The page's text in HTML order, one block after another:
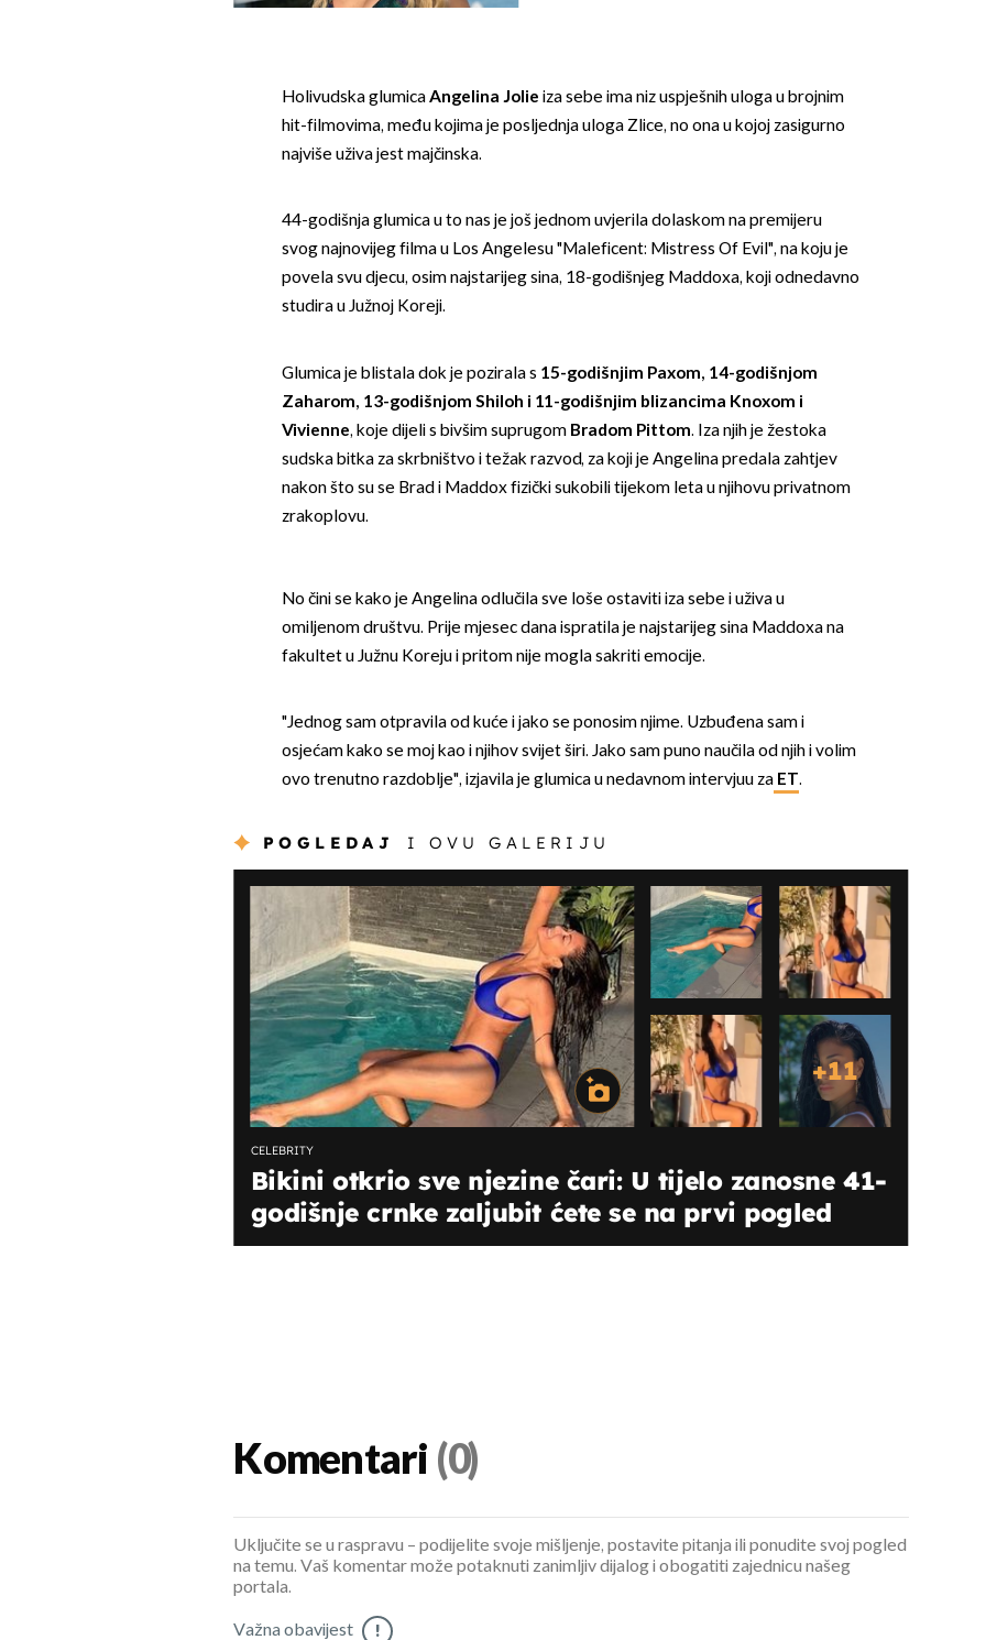
Holivudska glumicaAngelina Jolie iza sebe ima niz uspješnih uloga u brojnim
hit-filmovima, među kojima je posljednja uloga Zlice, no ona u kojoj zasigurno
najviše uživa jest majčinska.
44-godišnja glumica u to nas je još jednom uvjerila dolaskom na premijeru
svog najnovijeg filma u Los Angelesu "Maleficent: Mistress Of Evil", na koju je
povela svu djecu, osim najstarijeg sina, 18-godišnjeg Maddoxa, koji odnedavno
studira u Južnoj Koreji.
Glumica je blistala dok je pozirala s 15-godišnjim Paxom, 14-godišnjom
Zaharom, 13-godišnjom Shiloh i 11-godišnjim blizancima Knoxom i
Vivienne, koje dijeli s bivšim suprugom Bradom Pittom. Iza njih je žestoka
sudska bitka za skrbništvo i težak razvod, za koji je Angelina predala zahtjev
nakon što su se Brad i Maddox fizički sukobili tijekom leta u njihovu privatnom
zrakoplovu.
No čini se kako je Angelina odlučila sve loše ostaviti iza sebe i uživa u
omiljenom društvu. Prije mjesec dana ispratila je najstarijeg sina Maddoxa na
fakultet u Južnu Koreju i pritom nije mogla sakriti emocije.
"Jednog sam otpravila od kuće i jako se ponosim njime. Uzbuđena sam i
osjećam kako se moj kao i njihov svijet širi. Jako sam puno naučila od njih i volim
ovo trenutno razdoblje", izjavila je glumica u nedavnom intervjuu zaET.
POGLEDAJ I OVU GALERIJU
+11
CELEBRITY
Bikini otkrio sve njezine čari: U tijelo zanosne 41-
godišnje crnke zaljubit ćete se na prvi pogled
Komentari (0)
Uključite se u raspravu – podijelite svoje mišljenje, postavite pitanja ili ponudite svoj pogled
na temu. Vaš komentar može potaknuti zanimljiv dijalog i obogatiti zajednicu našeg
portala.
Važna obavijest !